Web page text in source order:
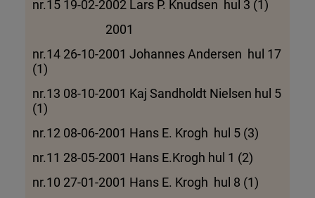
nr.15 19-02-2002 Lars P. Knudsen hul 3 (1)
2001
nr.14 26-10-2001 Johannes Andersen hul 17
(1)
nr.13 08-10-2001 Kaj Sandholdt Nielsen hul 5
(1)
nr.12 08-06-2001 Hans E. Krogh hul 5 (3)
nr.11 28-05-2001 Hans E.Krogh hul 1 (2)
nr.10 27-01-2001 Hans E. Krogh hul 8 (1)